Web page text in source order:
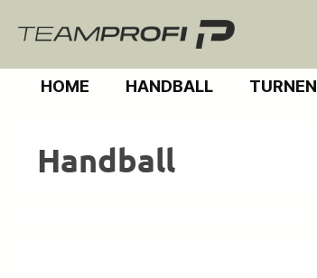
Zur Hauptnavigation springen
HOME HANDBALL TURNEN
Handball